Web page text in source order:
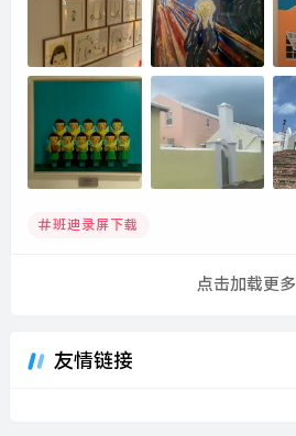
班迪录屏下载
点击加载更多
友情链接